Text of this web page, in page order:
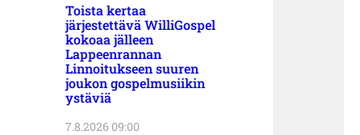
Toista kertaa
järjestettävä WilliGospel
kokoaa jälleen
Lappeenrannan
Linnoitukseen suuren
joukon gospelmusiikin
ystäviä
7.8.2026 09:00